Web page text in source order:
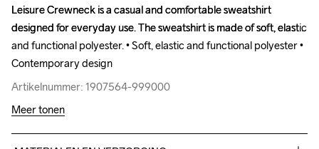
Leisure Crewneck is a casual and comfortable sweatshirt
designed for everyday use. The sweatshirt is made of soft, elastic
and functional polyester. • Soft, elastic and functional polyester •
Contemporary design
Artikelnummer: 1907564-999000
Leisure Crewneck is a casual and comfortable sweatshirt
designed for everyday use. The sweatshirt is made of soft, elastic
and functional polyester. • Soft, elastic and functional polyester •
Contemporary design
Artikelnummer: 1907564-999000
Meer tonen